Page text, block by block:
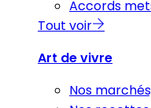
Accords
Tout voir
Art de vivre
Nos